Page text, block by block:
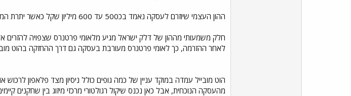
ההון העצמי שיוזרם לעסקה נאמד בכ500 עד 600 מיליון שקל כאשר יתרת המימון תגיע מחוב בנקאי ככל הנראה מבנק לאומי
לאחר ההזרמה, כך לאומי פרטנרס מעורבת בעסקה גם דרך ההחזקה בהוט
מהעסקה הנוכחית, אבל כאן נכנס שיקול רגולטורי מרכזי מיזוג בין שחקנים